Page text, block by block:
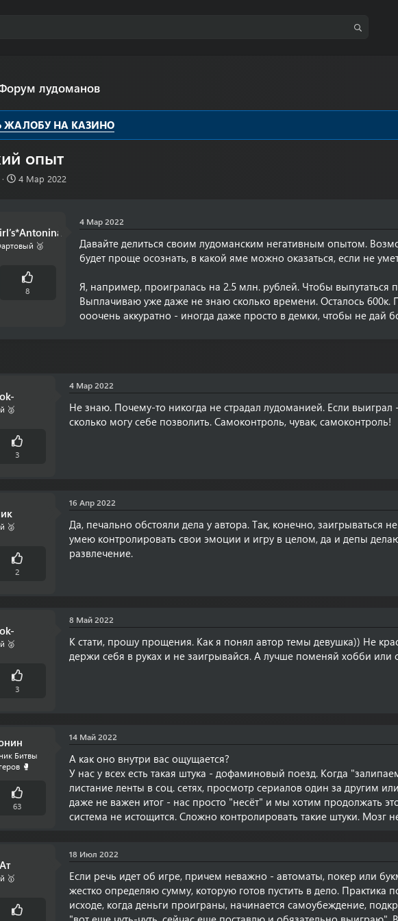
лудоманов
ЖАЛОБУ НА КАЗИНО
опыт
Д
н
а
ч
л
4 Мар 2022
🥉
8
4 Мар 2022
Давайте делиться своим лудоманским негативным опытом.
будет проще осознать, в какой яме можно оказаться, если не
Я, например, проигралась на 2.5 млн. рублей. Чтобы
Выплачиваю уже даже не знаю сколько времени. Осталось
ооочень аккуратно - иногда даже просто в демки, чтобы не дай
🥈
3
4 Мар 2022
Не знаю. Почему-то никогда не страдал лудоманией. Если
сколько могу себе позволить. Самоконтроль, чувак, самоконтроль!
🥈
2
16 Апр 2022
Да, печально обстояли дела у автора. Так, конечно, заигрываться
умею контролировать свои эмоции и игру в целом, да и депы
развлечение.
🥈
3
8 Май 2022
К стати, прошу прощения. Как я понял автор темы девушка)) Не
держи себя в руках и не заигрывайся. А лучше поменяй хобби или
Битвы
🥊
63
14 Май 2022
А как оно внутри вас ощущается?
У нас у всех есть такая штука - дофаминовый поезд. Когда
листание ленты в соц. сетях, просмотр сериалов один за другим
даже не важен итог - нас просто "несёт" и мы хотим продолжать
система не истощится. Сложно контролировать такие штуки. Мозг
🥇
18 Июл 2022
Если речь идет об игре, причем неважно - автоматы, покер или
жестко определяю сумму, которую готов пустить в дело. Практика
исходе, когда деньги проиграны, начинается самоубеждение,